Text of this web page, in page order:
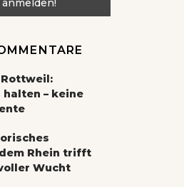
Rottweil:
– keine
Rhein trifft
Wucht